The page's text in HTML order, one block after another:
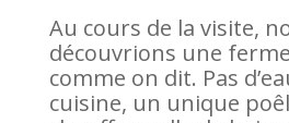
Au cours de la visite,
découvrions une
comme on dit. Pas
cuisine, un unique